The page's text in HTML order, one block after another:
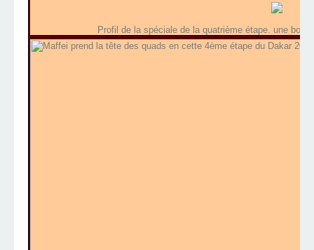
Profil de la spéciale de la quatrième étape. une